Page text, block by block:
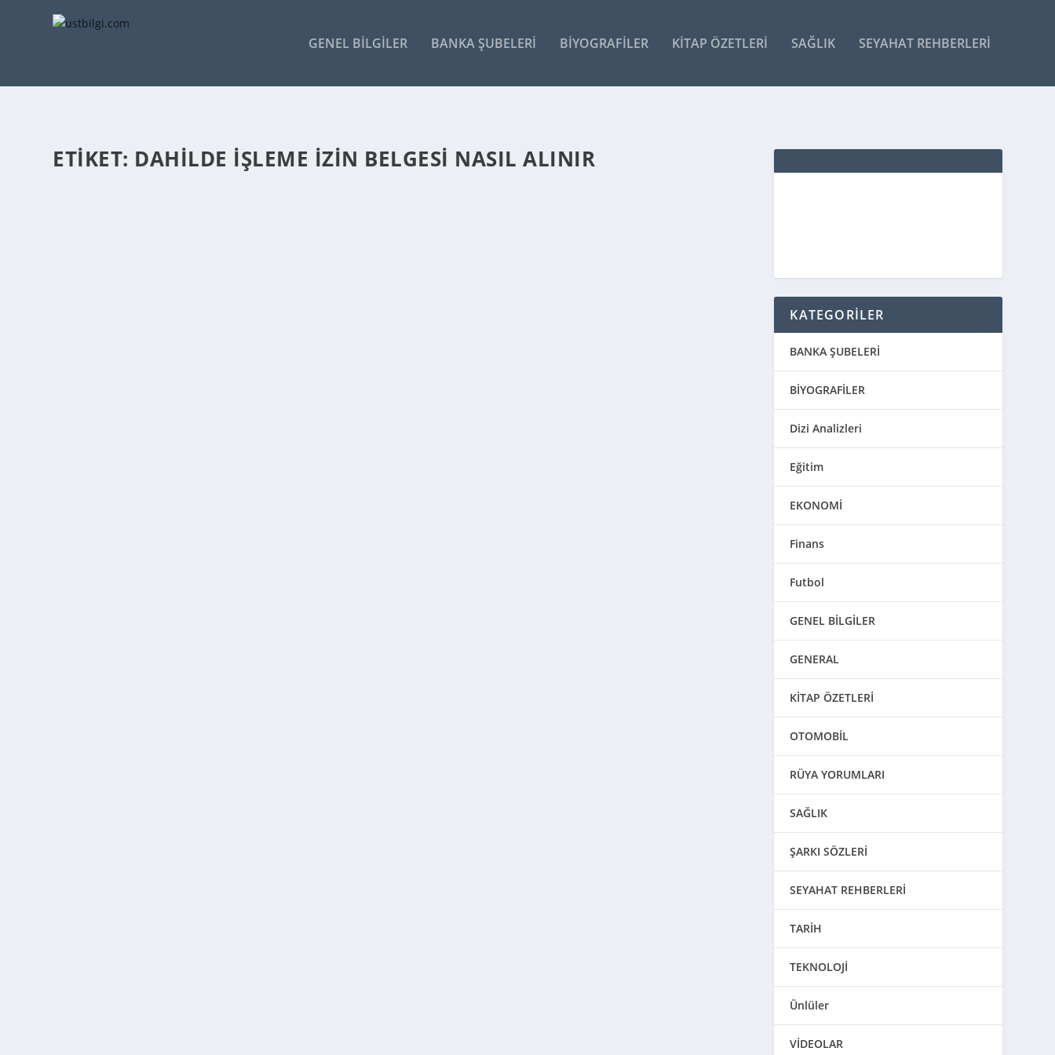
GENEL BILGILER BANKA ŞUBELERI BIYOGRAFILER KITAP ÖZETLERI SAĞLIK SEYAHAT REHBERLERI
ETIKET: DAHILDE İŞLEME İZIN BELGESI NASIL ALINIR
KATEGORİLER
BANKA ŞUBELERİ
BİYOGRAFİLER
Dizi Analizleri
Eğitim
EKONOMİ
Finans
Futbol
GENEL BİLGİLER
GENERAL
KİTAP ÖZETLERİ
OTOMOBİL
RÜYA YORUMLARI
SAĞLIK
ŞARKI SÖZLERİ
SEYAHAT REHBERLERİ
TARİH
TEKNOLOJİ
Ünlüler
VİDEOLAR